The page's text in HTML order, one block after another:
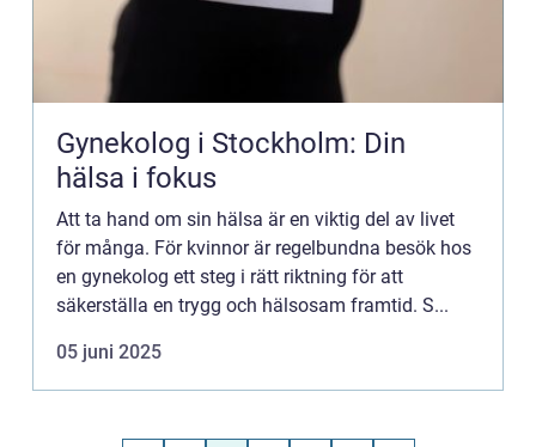
Gynekolog i Stockholm: Din
hälsa i fokus
Att ta hand om sin hälsa är en viktig del av livet
för många. För kvinnor är regelbundna besök hos
en gynekolog ett steg i rätt riktning för att
säkerställa en trygg och hälsosam framtid. S...
05 juni 2025